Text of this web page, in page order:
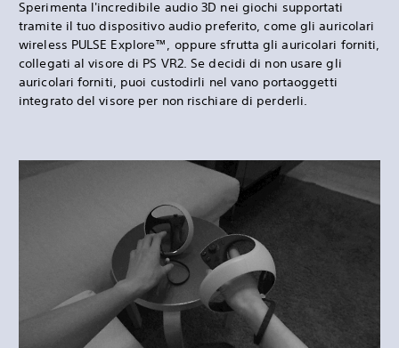
Sperimenta l'incredibile audio 3D nei giochi supportati
tramite il tuo dispositivo audio preferito, come gli auricolari
wireless PULSE Explore™, oppure sfrutta gli auricolari forniti,
collegati al visore di PS VR2. Se decidi di non usare gli
auricolari forniti, puoi custodirli nel vano portaoggetti
integrato del visore per non rischiare di perderli.